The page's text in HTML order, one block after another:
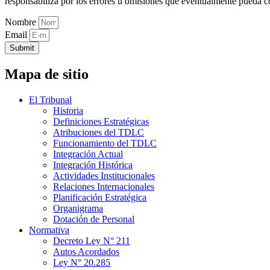
Nombre
Email
Submit
Mapa de sitio
El Tribunal
Historia
Definiciones Estratégicas
Atribuciones del TDLC
Funcionamiento del TDLC
Integración Actual
Integración Histórica
Actividades Institucionales
Relaciones Internacionales
Planificación Estratégica
Organigrama
Dotación de Personal
Normativa
Decreto Ley N° 211
Autos Acordados
Ley N° 20.285